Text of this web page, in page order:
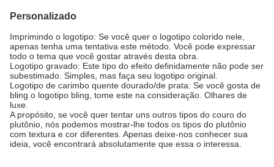
Personalizado
Imprimindo o logotipo: Se você quer o logotipo colorido nele,
apenas tenha uma tentativa este método. Você pode expressar
todo o tema que você gostar através desta obra.
Logotipo gravado: Este tipo do efeito definidamente não pode ser
subestimado. Simples, mas faça seu logotipo original.
Logotipo de carimbo quente dourado/de prata: Se você gosta de
bling o logotipo bling, tome este na consideração. Olhares de
luxe.
A propósito, se você quer tentar uns outros tipos do couro do
plutônio, nós podemos mostrar-lhe todos os tipos do plutônio
com textura e cor diferentes. Apenas deixe-nos conhecer sua
ideia, você encontrará absolutamente que essa o interessa.